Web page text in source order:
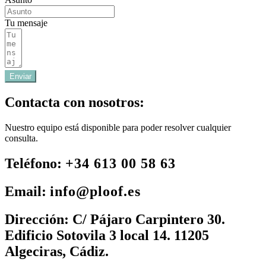
Tu mensaje
Enviar
Contacta con nosotros:
Nuestro equipo está disponible para poder resolver cualquier
consulta.
Teléfono: +34 613 00 58 63
Email: info@ploof.es
Dirección: C/ Pájaro Carpintero 30.
Edificio Sotovila 3 local 14. 11205
Algeciras, Cádiz.